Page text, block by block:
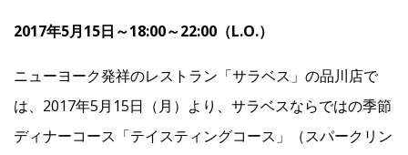
IR
IR情報トップ 投資家の皆様へ 事業概要 コーポレート・ガバナンス
財務・業績情報 IRライブラリー 株式情報 電子公告 IRカレンダー
2017年5月15日～18:00～22:00（L.O.）
ニューヨーク発祥のレストラン「サラベス」の品川店で
は、2017年5月15日（月）より、サラベスならではの季節
ディナーコース「テイスティングコース」（スパークリン